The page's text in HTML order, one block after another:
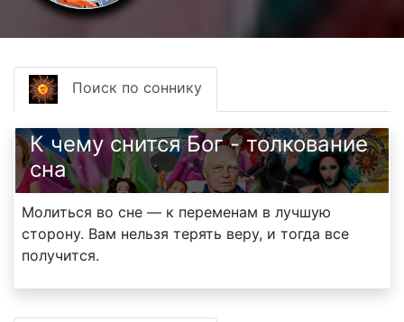
Поиск по соннику
К чему снится Бог - толкование
сна
Молиться во сне — к переменам в лучшую
сторону. Вам нельзя терять веру, и тогда все
получится.